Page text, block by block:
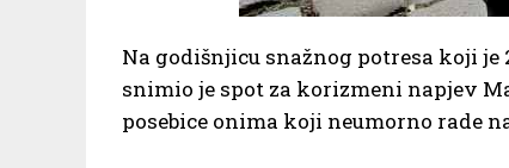
Na godišnjicu snažnog potresa koji je
snimio je spot za korizmeni napjev
posebice onima koji neumorno rade